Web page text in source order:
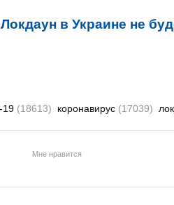
Локдаун в Украине не
19 (18613) коронавирус (17039)
Мне нравится